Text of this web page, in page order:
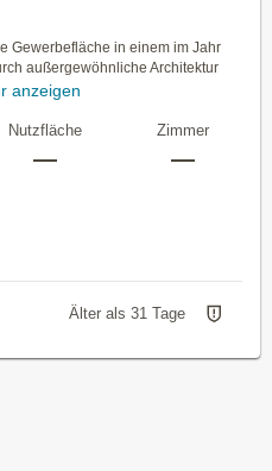
Gewerbefläche in einem im Jahr
außergewöhnliche Architektur
anzeigen
Nutzfläche
—
Zimmer
—
Älter als 31 Tage